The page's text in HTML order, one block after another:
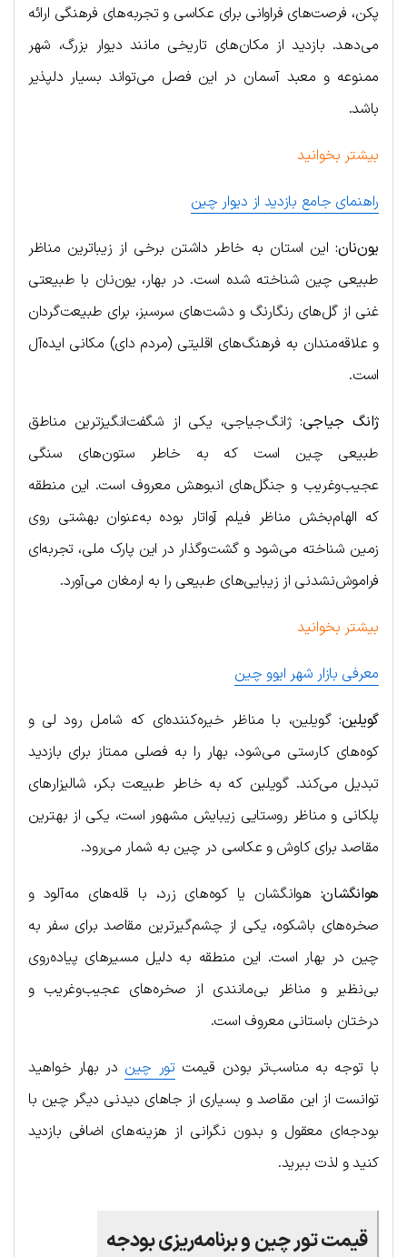
پکن، فرصت‌های فراوانی برای عکاسی و تجربه‌های فرهنگی ارائه
می‌دهد. بازدید از مکان‌های تاریخی مانند دیوار بزرگ، شهر
ممنوعه و معبد آسمان در این فصل می‌تواند بسیار دلپذیر
باشد.
بیشتر بخوانید
راهنمای جامع بازدید از دیوار چین
یون‌نان:این استان به خاطر داشتن برخی از زیباترین مناظر
طبیعی چین شناخته شده است. در بهار، یون‌نان با طبیعتی
غنی از گل‌های رنگارنگ و دشت‌های سرسبز، برای طبیعت‌گردان
و علاقه‌مندان به فرهنگ‌های اقلیتی (مردم دای) مکانی ایده‌آل
است.
ژانگ جیاجی: ژانگ‌جیاجی، یکی از شگفت‌انگیزترین مناطق
طبیعی چین است که به خاطر ستون‌های سنگی
عجیب‌وغریب و جنگل‌های انبوهش معروف است. این منطقه
که الهام‌بخش مناظر فیلم آواتار بوده به‌عنوان بهشتی روی
زمین شناخته می‌شود و گشت‌وگذار در این پارک ملی، تجربه‌ای
فراموش‌نشدنی از زیبایی‌های طبیعی را به ارمغان می‌آورد.
بیشتر بخوانید
معرفی بازار شهر ایوو چین
گویلین:گویلین، با مناظر خیره‌کننده‌ای که شامل رود لی و
کوه‌های کارستی می‌شود، بهار را به فصلی ممتاز برای بازدید
تبدیل می‌کند. گویلین که به خاطر طبیعت بکر، شالیزارهای
پلکانی و مناظر روستایی زیبایش مشهور است، یکی از بهترین
مقاصد برای کاوش و عکاسی در چین به شمار می‌رود.
هوانگشان: هوانگشان یا کوه‌های زرد، با قله‌های مه‌آلود و
صخره‌های باشکوه، یکی از چشم‌گیرترین مقاصد برای سفر به
چین در بهار است. این منطقه به دلیل مسیرهای پیاده‌روی‌
بی‌نظیر و مناظر بی‌مانندی از صخره‌های عجیب‌وغریب و
درختان باستانی معروف است.
با توجه به مناسب‌تر بودن قیمت تور چین در بهار خواهید
توانست از این مقاصد و بسیاری از جاهای دیدنی دیگر چین با
بودجه‌ای معقول و بدون نگرانی از هزینه‌های اضافی بازدید
کنید و لذت ببرید.
قیمت تور چین و برنامه‌ریزی بودجه